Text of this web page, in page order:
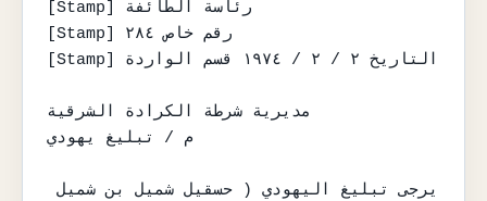
[Stamp] رئاسة الطائفة
[Stamp] رقم خاص ٢٨٤
[Stamp] التاريخ ٢ / ٢ / ١٩٧٤ قسم الواردة
مديرية شرطة الكرادة الشرقية
م / تبليغ يهودي
يرجى تبليغ اليهودي ( حسقيل شميل بن شميل